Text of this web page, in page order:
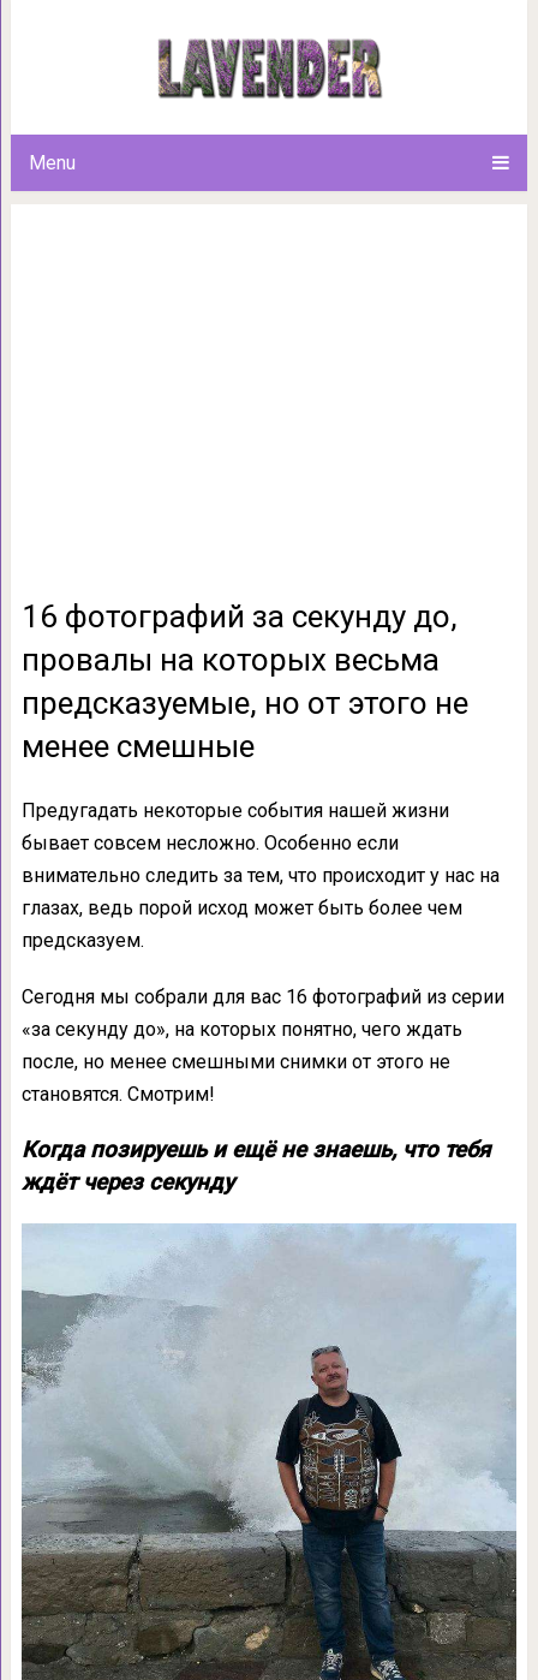
Menu
16 фотографий за секунду
предсказуемые, но от
16 фотографий за секунду до,
провалы на которых весьма
предсказуемые, но от этого не
менее смешные
Предугадать некоторые события нашей жизни
бывает совсем несложно. Особенно если
внимательно следить за тем, что происходит у нас на
глазах, ведь порой исход может быть более чем
предсказуем.
Сегодня мы собрали для вас 16 фотографий из серии
«за секунду до», на которых понятно, чего ждать
после, но менее смешными снимки от этого не
становятся. Смотрим!
Когда позируешь и ещё не знаешь, что тебя
ждёт через секунду